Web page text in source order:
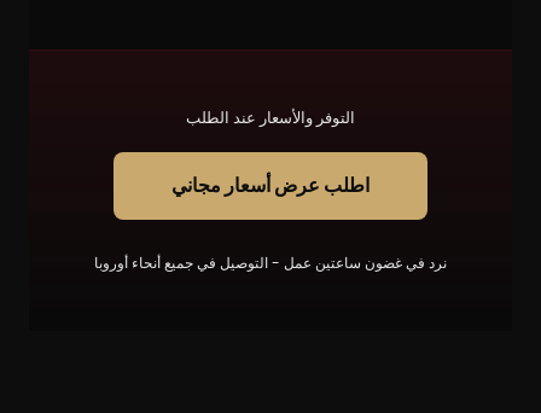
التوفر والأسعار عند الطلب
اطلب عرض أسعار مجاني
نرد في غضون ساعتين عمل - التوصيل في جميع أنحاء أوروبا